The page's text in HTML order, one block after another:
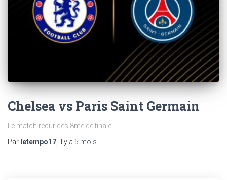
Chelsea vs Paris Saint Germain
Le match recur des 8me de finale
Par letempo17 , il y a 5 mois